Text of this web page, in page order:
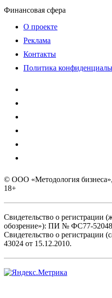
Финансовая сфера
О проекте
Реклама
Контакты
Политика
© ООО «Методология
18+
Свидетельство о регистрации
обозрение»): ПИ № ФС77-52048
Свидетельство о регистрации
43024 от 15.12.2010.